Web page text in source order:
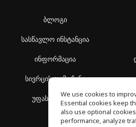
ბლოგი
სასწავლო ინსტანცია
ინფორმაცია
სივრცის აღმოჩენა
უფასო სკოლაWe use cookies to
Essential cookies keep
also use optional
performance, analyze